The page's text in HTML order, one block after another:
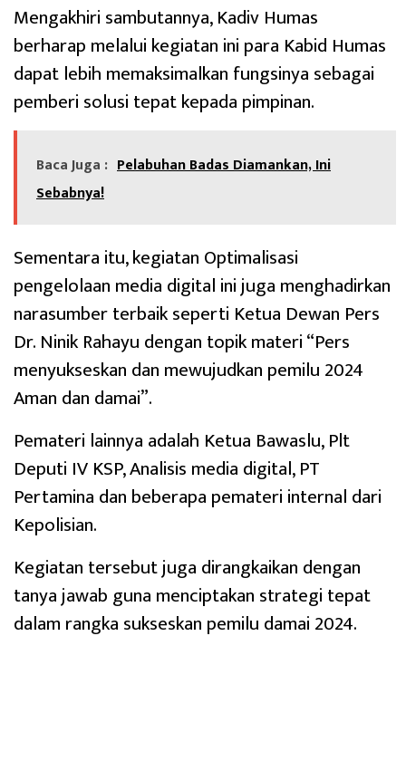
Mengakhiri sambutannya, Kadiv Humas
berharap melalui kegiatan ini para Kabid Humas
dapat lebih memaksimalkan fungsinya sebagai
pemberi solusi tepat kepada pimpinan.
Baca Juga : Pelabuhan Badas Diamankan, Ini
Sebabnya!
Sementara itu, kegiatan Optimalisasi
pengelolaan media digital ini juga menghadirkan
narasumber terbaik seperti Ketua Dewan Pers
Dr. Ninik Rahayu dengan topik materi “Pers
menyukseskan dan mewujudkan pemilu 2024
Aman dan damai”.
Pemateri lainnya adalah Ketua Bawaslu, Plt
Deputi IV KSP, Analisis media digital, PT
Pertamina dan beberapa pemateri internal dari
Kepolisian.
Kegiatan tersebut juga dirangkaikan dengan
tanya jawab guna menciptakan strategi tepat
dalam rangka sukseskan pemilu damai 2024.